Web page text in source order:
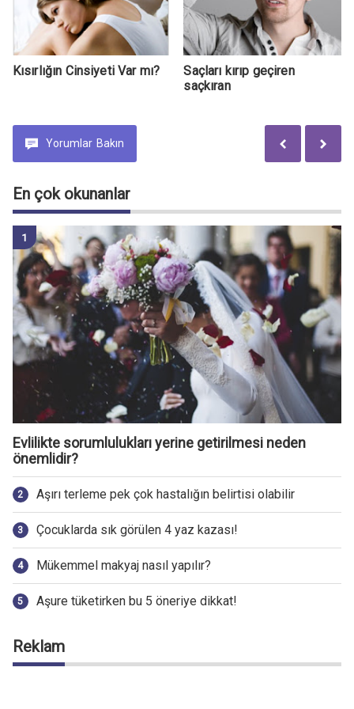
Kısırlığın Cinsiyeti Var mı?
Saçları kırıp geçiren
saçkıran
Yorumlar Bakın
En çok okunanlar
Evlilikte sorumlulukları yerine getirilmesi neden
önemlidir?
Aşırı terleme pek çok hastalığın belirtisi olabilir
Çocuklarda sık görülen 4 yaz kazası!
Mükemmel makyaj nasıl yapılır?
Aşure tüketirken bu 5 öneriye dikkat!
Reklam